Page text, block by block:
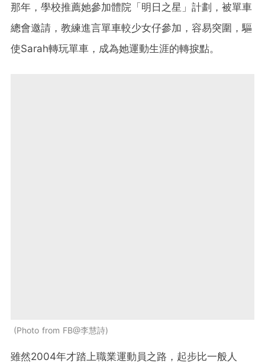
那年，學校推薦她參加體院「明日之星」計劃，被單車
總會邀請，教練進言單車較少女仔參加，容易突圍，驅
使Sarah轉玩單車，成為她運動生涯的轉捩點。
Photo from FB@李慧詩
雖然2004年才踏上職業運動員之路，起步比一般人